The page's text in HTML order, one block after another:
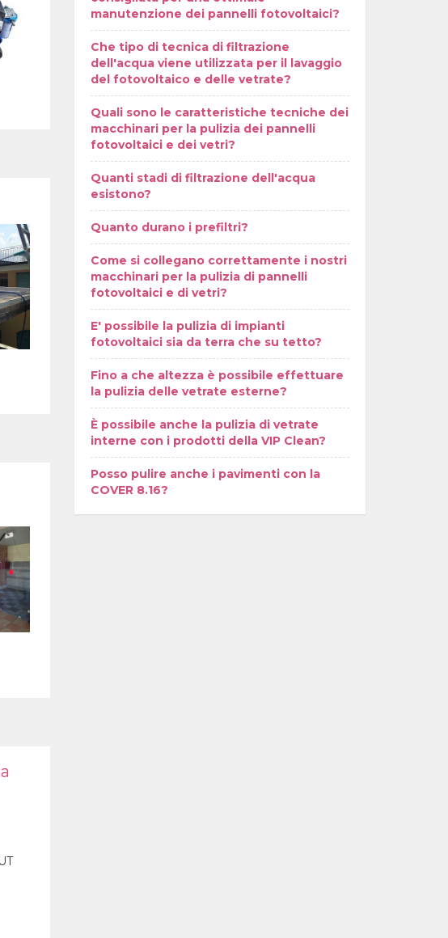
manutenzione dei pannelli fotovoltaici?
Che tipo di tecnica di filtrazione
dell'acqua viene utilizzata per il lavaggio
del fotovoltaico e delle vetrate?
Quali sono le caratteristiche tecniche dei
macchinari per la pulizia dei pannelli
fotovoltaici e dei vetri?
Quanti stadi di filtrazione dell'acqua
esistono?
Quanto durano i prefiltri?
Come si collegano correttamente i nostri
macchinari per la pulizia di pannelli
fotovoltaici e di vetri?
E' possibile la pulizia di impianti
fotovoltaici sia da terra che su tetto?
Fino a che altezza è possibile effettuare
la pulizia delle vetrate esterne?
È possibile anche la pulizia di vetrate
interne con i prodotti della VIP Clean?
Posso pulire anche i pavimenti con la
COVER 8.16?